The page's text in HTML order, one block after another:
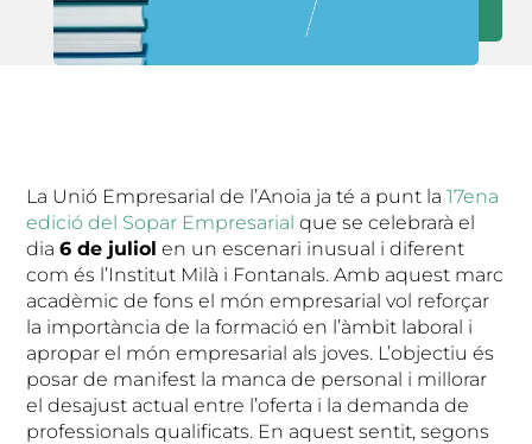
La Unió Empresarial de l’Anoia ja té a punt la17ena
edició del Sopar Empresarialque se celebrarà el
dia6 de juliol en un escenari inusual i diferent
com és l’Institut Milà i Fontanals. Amb aquest marc
acadèmic de fons el món empresarial vol reforçar
la importància de la formació en l’àmbit laboral i
apropar el món empresarial als joves. L’objectiu és
posar de manifest la manca de personal i millorar
el desajust actual entre l’oferta i la demanda de
professionals qualificats. En aquest sentit, segons